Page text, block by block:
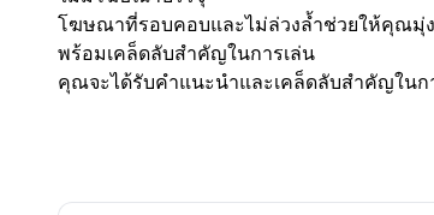
โฆษณาที่รอบคอบและไม่ล่วงล้ำช่วยให้คุณมุ่ง
พร้อมเคล็ดลับสำคัญในการเล่น
คุณจะได้รับคำแนะนำและเคล็ดลับสำคัญในก